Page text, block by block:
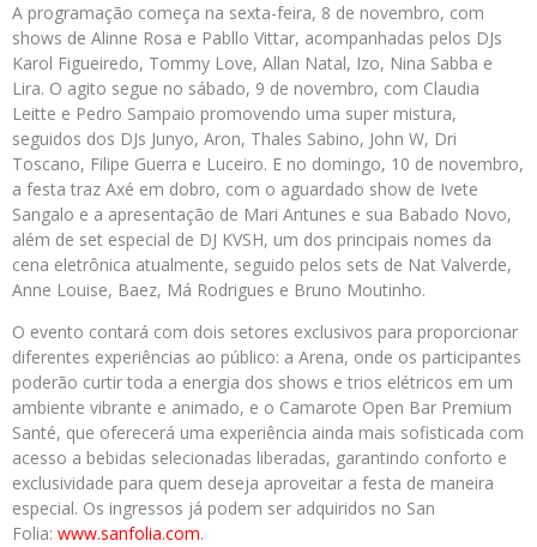
A programação começa na sexta-feira, 8 de novembro, com
shows de Alinne Rosa e Pabllo Vittar, acompanhadas pelos DJs
Karol Figueiredo, Tommy Love, Allan Natal, Izo, Nina Sabba e
Lira. O agito segue no sábado, 9 de novembro, com Claudia
Leitte e Pedro Sampaio promovendo uma super mistura,
seguidos dos DJs Junyo, Aron, Thales Sabino, John W, Dri
Toscano, Filipe Guerra e Luceiro. E no domingo, 10 de novembro,
a festa traz Axé em dobro, com o aguardado show de Ivete
Sangalo e a apresentação de Mari Antunes e sua Babado Novo,
além de set especial de DJ KVSH, um dos principais nomes da
cena eletrônica atualmente, seguido pelos sets de Nat Valverde,
Anne Louise, Baez, Má Rodrigues e Bruno Moutinho.
O evento contará com dois setores exclusivos para proporcionar
diferentes experiências ao público: a Arena, onde os participantes
poderão curtir toda a energia dos shows e trios elétricos em um
ambiente vibrante e animado, e o Camarote Open Bar Premium
Santé, que oferecerá uma experiência ainda mais sofisticada com
acesso a bebidas selecionadas liberadas, garantindo conforto e
exclusividade para quem deseja aproveitar a festa de maneira
especial. Os ingressos já podem ser adquiridos no San
Folia: www.sanfolia.com.